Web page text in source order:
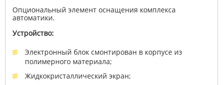
Опциональный элемент оснащения комплекса
автоматики.
Устройство:
Электронный блок смонтирован в корпусе из
полимерного материала;
Жидкокристаллический экран;